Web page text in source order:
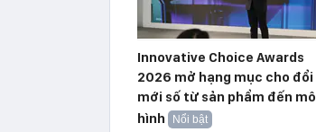
Innovative Choice Awards
2026 mở hạng mục cho đổi
mới số từ sản phẩm đến mô
hình
Nổi bật